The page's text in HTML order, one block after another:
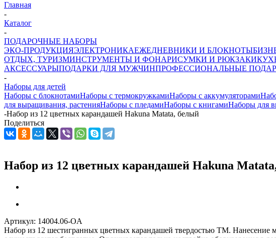
Главная
-
Каталог
-
ПОДАРОЧНЫЕ НАБОРЫ
ЭКО-ПРОДУКЦИЯЭЛЕКТРОНИКАЕЖЕДНЕВНИКИ И БЛОКНОТЫ
ОТДЫХ, ТУРИЗМИНСТРУМЕНТЫ И ФОНАРИСУМКИ И РЮКЗАКИ
АКСЕССУАРЫПОДАРКИ ДЛЯ МУЖЧИНПРОФЕССИОНАЛЬНЫЕ
-
Наборы для детей
Наборы с блокнотамиНаборы с термокружкамиНаборы с аккумуляторами
для выращивания, растенияНаборы с пледамиНаборы с книгамиНаборы для
-Набор из 12 цветных карандашей Hakuna Matata, белый
Поделиться
Набор из 12 цветных карандашей Hakuna
Артикул: 14004.06-OA
Набор из 12 шестигранных цветных карандашей твердостью ТМ. Нанесение